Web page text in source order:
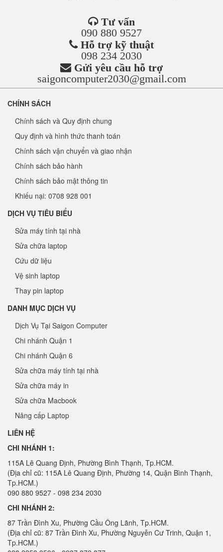
Tư vấn
090 880 9527
Hỗ trợ kỹ thuật
098 234 2030
Gửi yêu cầu hỗ trợ
saigoncomputer2030@gmail.com
CHÍNH SÁCH
Chính sách và Quy định chung
Quy định và hình thức thanh toán
Chính sách vận chuyển và giao nhận
Chính sách bảo hành
Chính sách bảo mật thông tin
Khiếu nại: 0708 928 001
DỊCH VỤ TIÊU BIỂU
Sửa máy tính tại nhà
Sửa chữa laptop
Cứu dữ liệu
Vệ sinh laptop
Thay pin laptop
DANH MỤC DỊCH VỤ
Dịch Vụ Tại Saigon Computer
Chi nhánh Quận 1
Chi nhánh Quận 6
Sửa chữa máy tính tại nhà
Sửa chữa máy in
Sửa chữa Macbook
Nâng cấp Laptop
LIÊN HỆ
CHI NHÁNH 1:
115A Lê Quang Định, Phường Bình Thạnh, Tp.HCM.
(Địa chỉ cũ: 115A Lê Quang Định, Phường 14, Quận Bình Thạnh,
Tp.HCM.)
090 880 9527 - 098 234 2030
CHI NHÁNH 2:
87 Trần Đình Xu, Phường Cầu Ông Lãnh, Tp.HCM.
(Địa chỉ cũ: 87 Trần Đình Xu, Phường Nguyễn Cư Trinh, Quận 1,
Tp.HCM.)